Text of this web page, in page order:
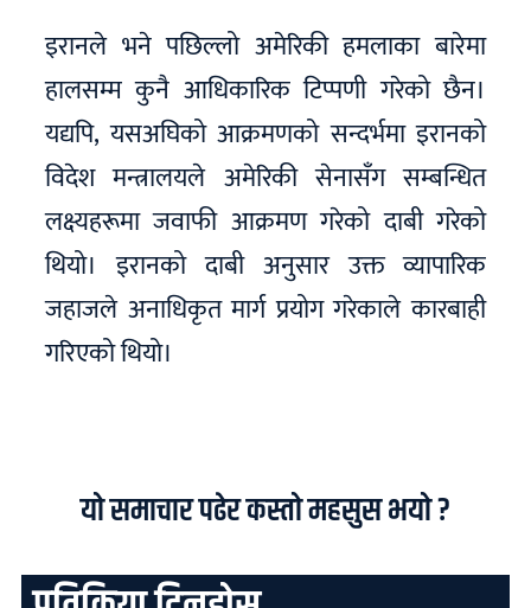
इरानले भने पछिल्लो अमेरिकी हमलाका बारेमा
हालसम्म कुनै आधिकारिक टिप्पणी गरेको छैन।
यद्यपि, यसअघिको आक्रमणको सन्दर्भमा इरानको
विदेश मन्त्रालयले अमेरिकी सेनासँग सम्बन्धित
लक्ष्यहरूमा जवाफी आक्रमण गरेको दाबी गरेको
थियो। इरानको दाबी अनुसार उक्त व्यापारिक
जहाजले अनाधिकृत मार्ग प्रयोग गरेकाले कारबाही
गरिएको थियो।
यो समाचार पढेर कस्तो महसुस भयो ?